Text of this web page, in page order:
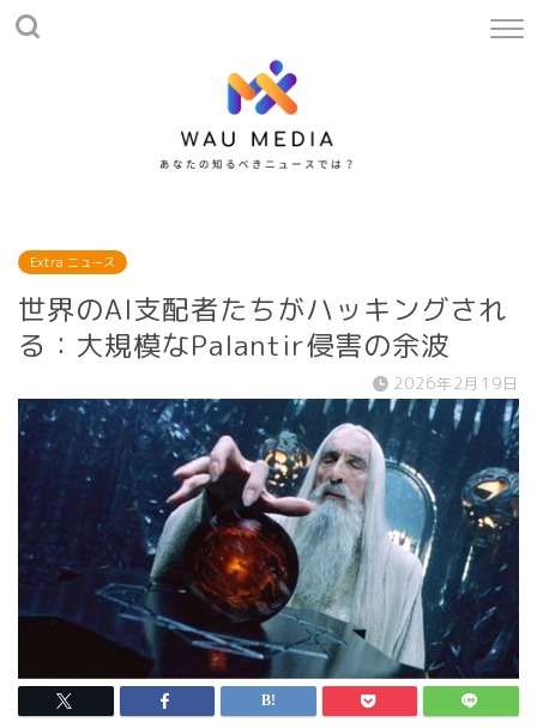
Extra ニュース
世界のAI支配者たちがハッキングされ
る：大規模なPalantir侵害の余波
2026年2月19日